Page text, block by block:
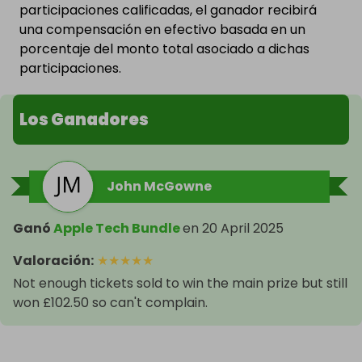
participaciones calificadas, el ganador recibirá
una compensación en efectivo basada en un
porcentaje del monto total asociado a dichas
participaciones.
Los Ganadores
John McGowne
GanóApple Tech Bundleen 20 April 2025
Valoración: ★★★★★
Not enough tickets sold to win the main prize but still
won £102.50 so can't complain.